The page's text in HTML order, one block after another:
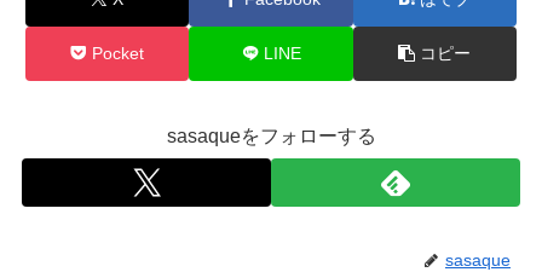
Pocket LINE コピー
sasaqueをフォローする
sasaque